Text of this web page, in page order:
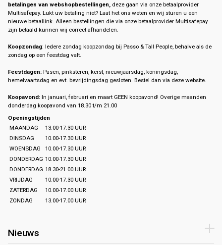
betalingen van webshopbestellingen, deze gaan via onze betaalprovider
Multisafepay. Lukt uw betaling niet? Laat het ons weten en wij sturen u een
nieuwe betaallink. Alleen bestellingen die via onze betaalprovider Multisafepay
zijn betaald kunnen wij correct afhandelen.
Koopzondag: Iedere zondag koopzondag bij Passo & Tall People, behalve als de
zondag op een feestdag valt.
Feestdagen: Pasen, pinksteren, kerst, nieuwjaarsdag, koningsdag,
hemelvaartsdag en evt. bevrijdingsdag gesloten. Bestel dan via deze website.
Koopavond: In januari, februari en maart GEEN koopavond! Overige maanden
donderdag koopavond van 18.30 t/m 21.00
Openingstijden
MAANDAG
13.00-17.30 UUR
DINSDAG
10.00-17.30 UUR
WOENSDAG
10.00-17.30 UUR
DONDERDAG 10.00-17.30 UUR
DONDERDAG 18.30-21.00 UUR
VRIJDAG
10.00-17.30 UUR
ZATERDAG
10.00-17.00 UUR
ZONDAG
13.00-17.00 UUR
Nieuws